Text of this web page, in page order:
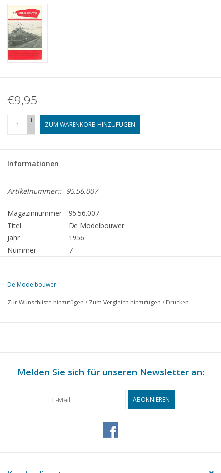
€9,95
+
-
ZUM WARENKORB HINZUFÜGEN
Informationen
Artikelnummer:: 95.56.007
Magazinnummer
95.56.007
Titel
De Modelbouwer
Jahr
1956
Nummer
7
De Modelbouwer
Zur Wunschliste hinzufügen / Zum Vergleich hinzufügen / Drucken
Melden Sie sich für unseren Newsletter an:
ABONNIEREN